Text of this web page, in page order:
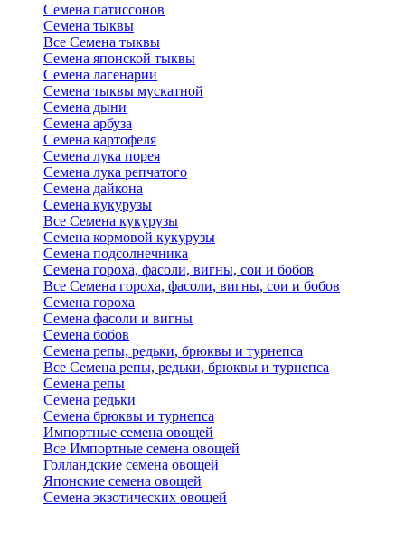
Семена патиссонов
Семена тыквы
Все Семена тыквы
Семена японской тыквы
Семена лагенарии
Семена тыквы мускатной
Семена дыни
Семена арбуза
Семена картофеля
Семена лука порея
Семена лука репчатого
Семена дайкона
Семена кукурузы
Все Семена кукурузы
Семена кормовой кукурузы
Семена подсолнечника
Семена гороха, фасоли, вигны, сои и бобов
Все Семена гороха, фасоли, вигны, сои и бобов
Семена гороха
Семена фасоли и вигны
Семена бобов
Семена репы, редьки, брюквы и турнепса
Все Семена репы, редьки, брюквы и турнепса
Семена репы
Семена редьки
Семена брюквы и турнепса
Импортные семена овощей
Все Импортные семена овощей
Голландские семена овощей
Японские семена овощей
Семена экзотических овощей